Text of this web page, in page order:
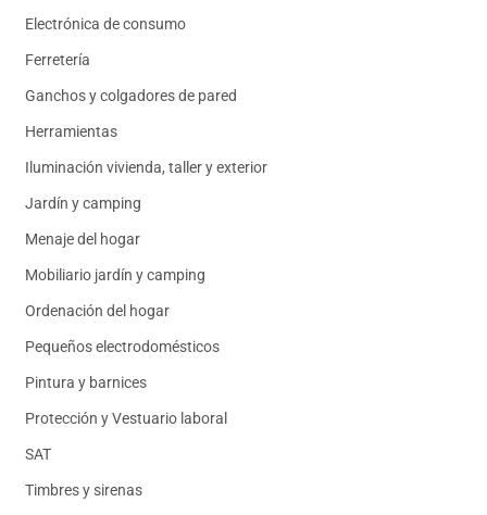
Electrónica de consumo
Ferretería
Ganchos y colgadores de pared
Herramientas
Iluminación vivienda, taller y exterior
Jardín y camping
Menaje del hogar
Mobiliario jardín y camping
Ordenación del hogar
Pequeños electrodomésticos
Pintura y barnices
Protección y Vestuario laboral
SAT
Timbres y sirenas